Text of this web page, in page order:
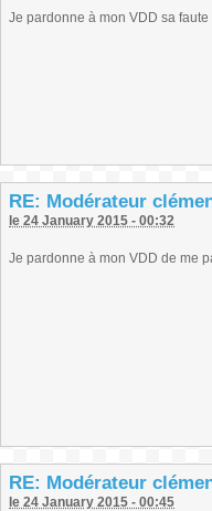
Je pardonne à mon VDD sa
RE: Modérateur
le 24 January 2015 - 00:32
Je pardonne à mon VDD de me
RE: Modérateur
le 24 January 2015 - 00:45